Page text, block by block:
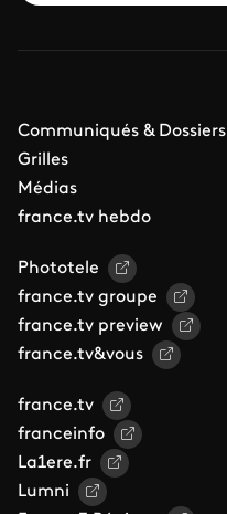
Communiqués & Dossiers
Grilles
Médias
france.tv hebdo
Phototele
france.tv groupe
france.tv preview
france.tv&vous
france.tv
franceinfo
La1ere.fr
Lumni